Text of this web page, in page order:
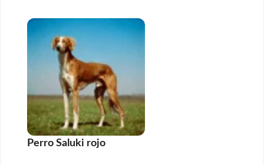
Perro Saluki rojo